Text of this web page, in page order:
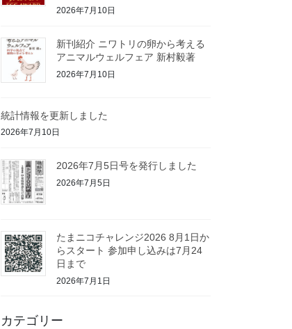
2026年7月10日
新刊紹介 ニワトリの卵から考える
アニマルウェルフェア 新村毅著
2026年7月10日
統計情報を更新しました
2026年7月10日
2026年7月5日号を発行しました
2026年7月5日
たまニコチャレンジ2026 8月1日か
らスタート 参加申し込みは7月24
日まで
2026年7月1日
カテゴリー